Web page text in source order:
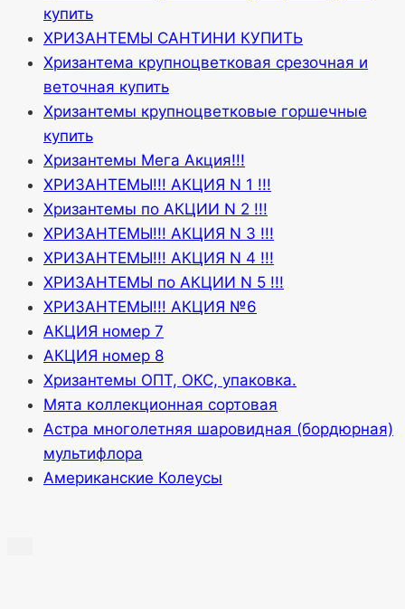
купить
ХРИЗАНТЕМЫ САНТИНИ КУПИТЬ
Хризантема крупноцветковая срезочная и
веточная купить
Хризантемы крупноцветковые горшечные
купить
Хризантемы Мега Акция!!!
ХРИЗАНТЕМЫ!!! АКЦИЯ N 1 !!!
Хризантемы по АКЦИИ N 2 !!!
ХРИЗАНТЕМЫ!!! АКЦИЯ N 3 !!!
ХРИЗАНТЕМЫ!!! АКЦИЯ N 4 !!!
ХРИЗАНТЕМЫ по АКЦИИ N 5 !!!
ХРИЗАНТЕМЫ!!! АКЦИЯ №6
АКЦИЯ номер 7
АКЦИЯ номер 8
Хризантемы ОПТ, ОКС, упаковка.
Мята коллекционная сортовая
Астра многолетняя шаровидная (бордюрная)
мультифлора
Американские Колеусы